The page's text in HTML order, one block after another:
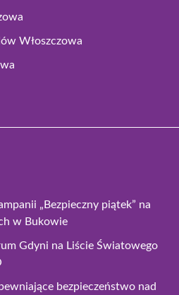
Włoszczowa
„Bezpieczny piątek” na
w Bukowie
Gdyni na Liście Światowego
bezpieczeństwo nad